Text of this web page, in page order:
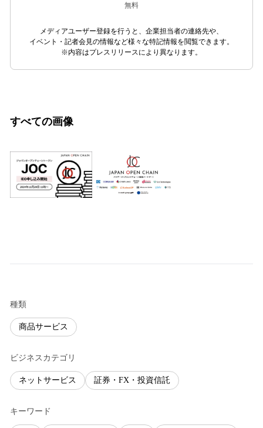
無料
メディアユーザー登録を行うと、企業担当者の連絡先や、
イベント・記者会見の情報など様々な特記情報を閲覧できます。
※内容はプレスリリースにより異なります。
すべての画像
種類
商品サービス
ビジネスカテゴリ
ネットサービス 証券・FX・投資信託
キーワード